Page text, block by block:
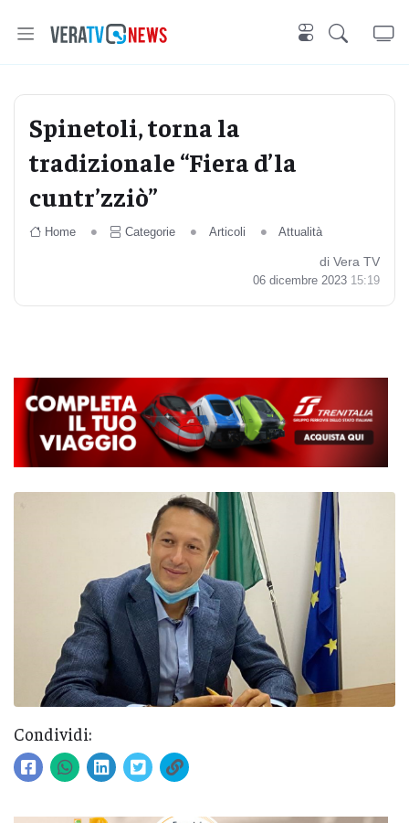
Spinetoli, torna la
tradizionale “Fiera d’la
cuntr’zziò”
Home Categorie Articoli Attualità
di Vera TV
06 dicembre 2023 15:19
Condividi: